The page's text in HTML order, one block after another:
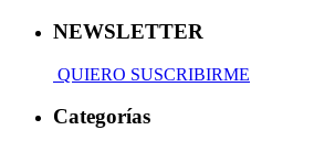
NEWSLETTER
QUIERO SUSCRIBIRME
Categorías